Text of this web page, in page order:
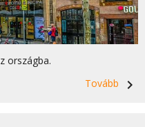
országba.
Tovább
navigate_next